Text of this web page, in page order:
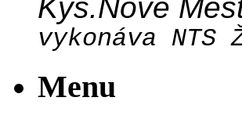
Kys.Nové
vykonáva
Menu